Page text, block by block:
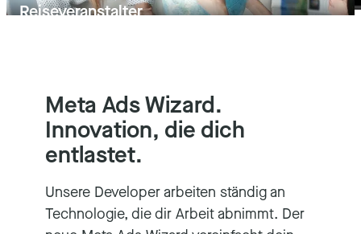
Reiseveranstalter
Meta Ads Wizard.
Innovation, die dich
entlastet.
Unsere Developer arbeiten ständig an
Technologie, die dir Arbeit abnimmt. Der